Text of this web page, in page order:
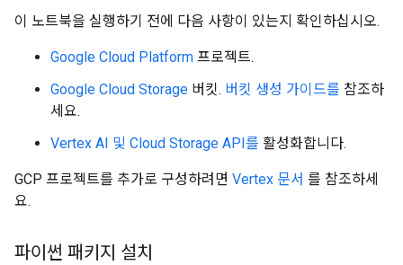
이 노트북을 실행하기 전에 다음 사항이 있는지 확인하십시오.
Google Cloud Platform 프로젝트.
Google Cloud Storage 버킷. 버킷 생성 가이드를 참조하
세요.
Vertex AI 및 Cloud Storage API를 활성화합니다.
GCP 프로젝트를 추가로 구성하려면 Vertex 문서 를 참조하세
요.
파이썬 패키지 설치